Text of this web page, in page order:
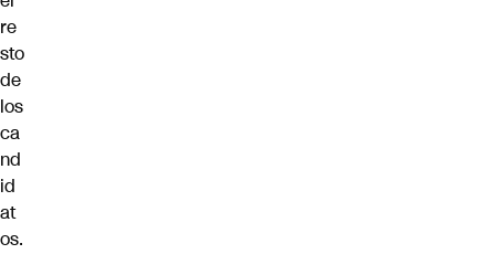
re
sto
de
los
ca
nd
id
at
os.